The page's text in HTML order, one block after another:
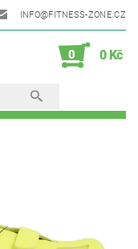
INFO@FITNESS-ZONE.CZ
0 0 Kč